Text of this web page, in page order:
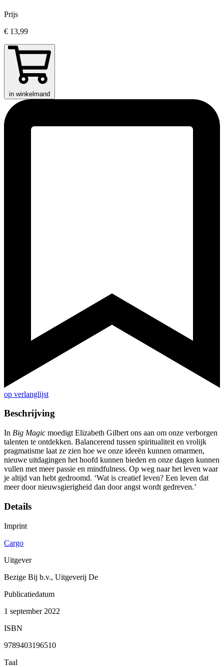
Prijs
€ 13,99
in winkelmand
op verlanglijst
Beschrijving
In Big Magic moedigt Elizabeth Gilbert ons aan om onze verborgen
talenten te ontdekken. Balancerend tussen spiritualiteit en vrolijk
pragmatisme laat ze zien hoe we onze ideeën kunnen omarmen,
nieuwe uitdagingen het hoofd kunnen bieden en onze dagen kunnen
vullen met meer passie en mindfulness. Op weg naar het leven waar
je altijd van hebt gedroomd. ‘Wat is creatief leven? Een leven dat
meer door nieuwsgierigheid dan door angst wordt gedreven.’
Details
Imprint
Cargo
Uitgever
Bezige Bij b.v., Uitgeverij De
Publicatiedatum
1 september 2022
ISBN
9789403196510
Taal